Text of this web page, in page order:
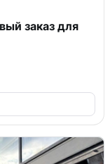
заказ для